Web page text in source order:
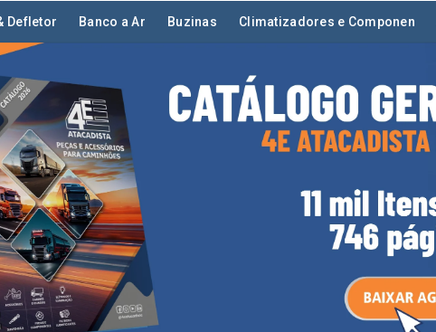
Defletor Banco a Ar Buzinas Climatizadores e Componen